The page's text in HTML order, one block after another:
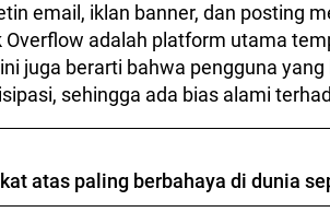
email, iklan banner, dan posting
Overflow adalah platform utama
juga berarti bahwa pengguna
sehingga ada bias alami
atas paling berbahaya di dunia